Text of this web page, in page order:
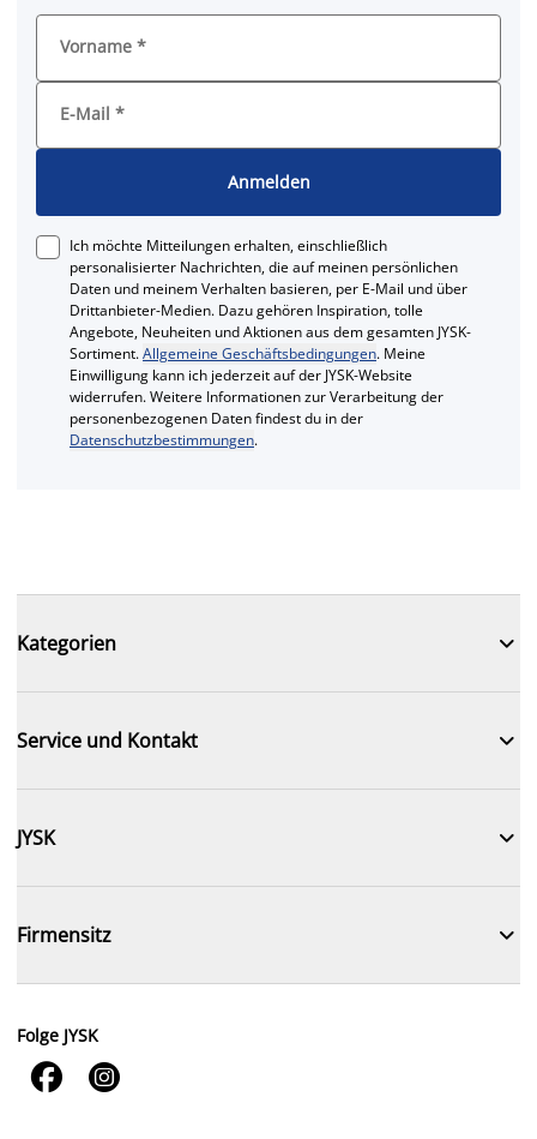
Vorname *
E-Mail *
Anmelden
Ich möchte Mitteilungen erhalten, einschließlich
personalisierter Nachrichten, die auf meinen persönlichen
Daten und meinem Verhalten basieren, per E-Mail und über
Drittanbieter-Medien. Dazu gehören Inspiration, tolle
Angebote, Neuheiten und Aktionen aus dem gesamten JYSK-
Sortiment.Allgemeine Geschäftsbedingungen. Meine
Einwilligung kann ich jederzeit auf der JYSK-Website
widerrufen. Weitere Informationen zur Verarbeitung der
personenbezogenen Daten findest du in der
Datenschutzbestimmungen.
Kategorien 
Service und Kontakt 
JYSK 
Firmensitz 
Folge JYSK
 